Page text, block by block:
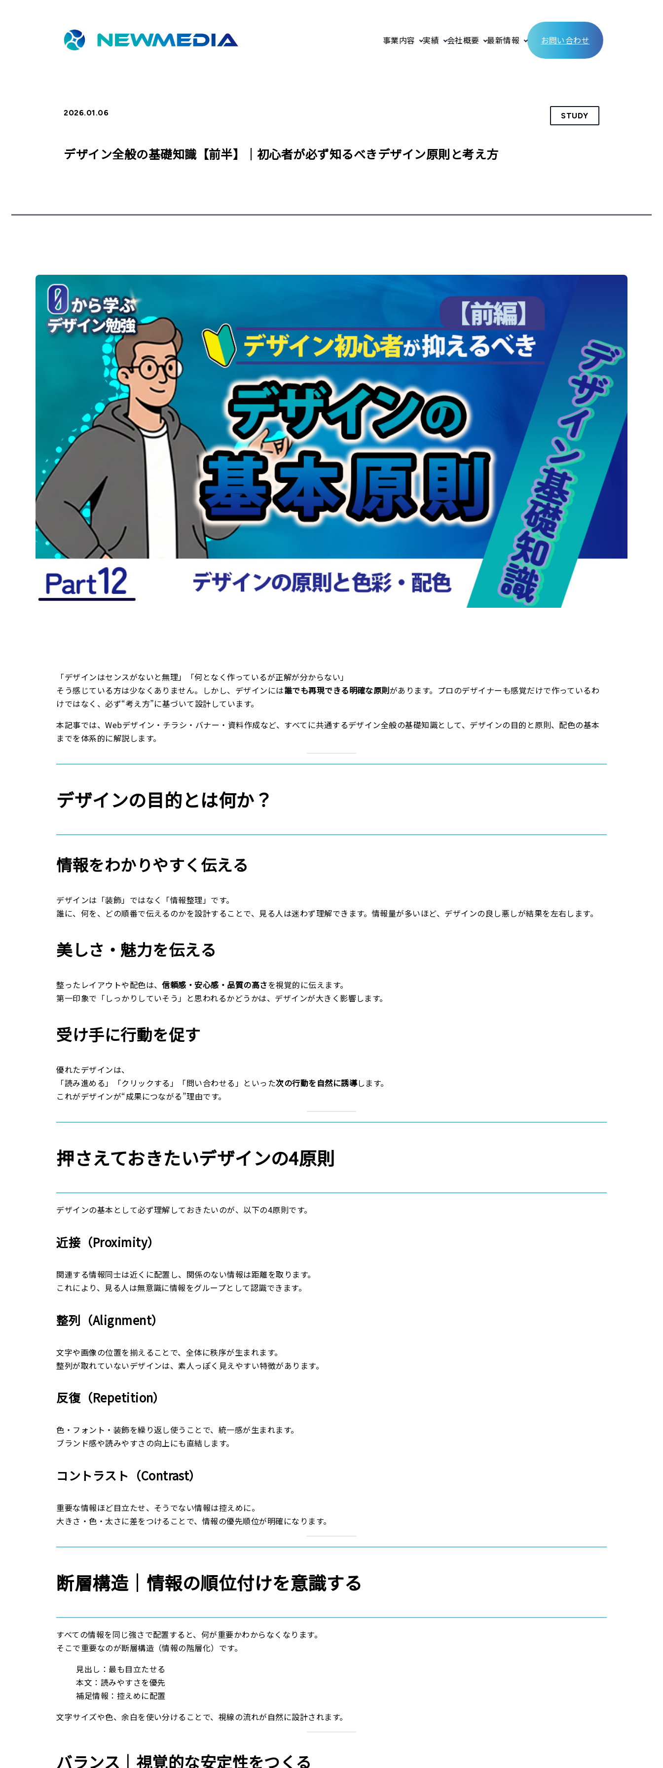
事業内容 実績 会社概要 最新情報 お問い合わせ
2026.01.06 STUDY
デザイン全般の基礎知識【前半】｜初心者が必ず知るべきデザイン原則と考え方
「デザインはセンスがないと無理」「何となく作っているが正解が分からない」
そう感じている方は少なくありません。しかし、デザインには誰でも再現できる明確な原則があります。プロのデザイナーも感覚だけで作っているわ
けではなく、必ず“考え方”に基づいて設計しています。
本記事では、Webデザイン・チラシ・バナー・資料作成など、すべてに共通するデザイン全般の基礎知識として、デザインの目的と原則、配色の基本
までを体系的に解説します。
デザインの目的とは何か？
情報をわかりやすく伝える
デザインは「装飾」ではなく「情報整理」です。
誰に、何を、どの順番で伝えるのかを設計することで、見る人は迷わず理解できます。情報量が多いほど、デザインの良し悪しが結果を左右します。
美しさ・魅力を伝える
整ったレイアウトや配色は、信頼感・安心感・品質の高さを視覚的に伝えます。
第一印象で「しっかりしていそう」と思われるかどうかは、デザインが大きく影響します。
受け手に行動を促す
優れたデザインは、
「読み進める」「クリックする」「問い合わせる」といった次の行動を自然に誘導します。
これがデザインが“成果につながる”理由です。
押さえておきたいデザインの4原則
デザインの基本として必ず理解しておきたいのが、以下の4原則です。
近接（Proximity）
関連する情報同士は近くに配置し、関係のない情報は距離を取ります。
これにより、見る人は無意識に情報をグループとして認識できます。
整列（Alignment）
文字や画像の位置を揃えることで、全体に秩序が生まれます。
整列が取れていないデザインは、素人っぽく見えやすい特徴があります。
反復（Repetition）
色・フォント・装飾を繰り返し使うことで、統一感が生まれます。
ブランド感や読みやすさの向上にも直結します。
コントラスト（Contrast）
重要な情報ほど目立たせ、そうでない情報は控えめに。
大きさ・色・太さに差をつけることで、情報の優先順位が明確になります。
断層構造｜情報の順位付けを意識する
すべての情報を同じ強さで配置すると、何が重要かわからなくなります。
そこで重要なのが断層構造（情報の階層化） です。
見出し：最も目立たせる
本文：読みやすさを優先
補足情報：控えめに配置
文字サイズや色、余白を使い分けることで、視線の流れが自然に設計されます。
バランス｜視覚的な安定性をつくる